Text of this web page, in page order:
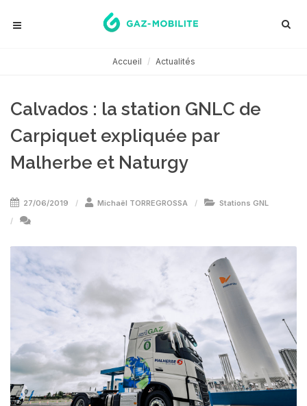
Accueil Actualités
Calvados : la station GNLC de
Carpiquet expliquée par
Malherbe et Naturgy
27/06/2019 Michaël TORREGROSSA Stations GNL